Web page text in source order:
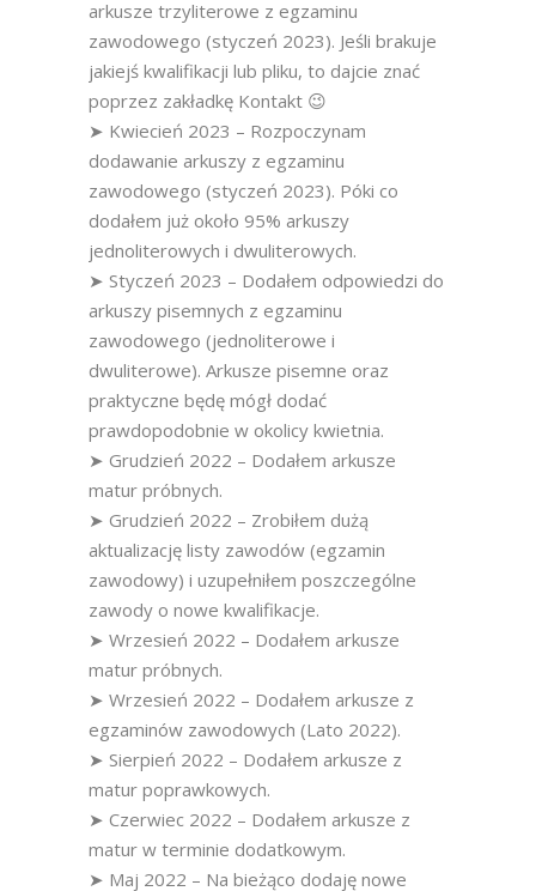
arkusze trzyliterowe z egzaminu
zawodowego (styczeń 2023). Jeśli brakuje
jakiejś kwalifikacji lub pliku, to dajcie znać
poprzez zakładkę Kontakt 😉
➤ Kwiecień 2023 – Rozpoczynam
dodawanie arkuszy z egzaminu
zawodowego (styczeń 2023). Póki co
dodałem już około 95% arkuszy
jednoliterowych i dwuliterowych.
➤ Styczeń 2023 – Dodałem odpowiedzi do
arkuszy pisemnych z egzaminu
zawodowego (jednoliterowe i
dwuliterowe). Arkusze pisemne oraz
praktyczne będę mógł dodać
prawdopodobnie w okolicy kwietnia.
➤ Grudzień 2022 – Dodałem arkusze
matur próbnych.
➤ Grudzień 2022 – Zrobiłem dużą
aktualizację listy zawodów (egzamin
zawodowy) i uzupełniłem poszczególne
zawody o nowe kwalifikacje.
➤ Wrzesień 2022 – Dodałem arkusze
matur próbnych.
➤ Wrzesień 2022 – Dodałem arkusze z
egzaminów zawodowych (Lato 2022).
➤ Sierpień 2022 – Dodałem arkusze z
matur poprawkowych.
➤ Czerwiec 2022 – Dodałem arkusze z
matur w terminie dodatkowym.
➤ Maj 2022 – Na bieżąco dodaję nowe